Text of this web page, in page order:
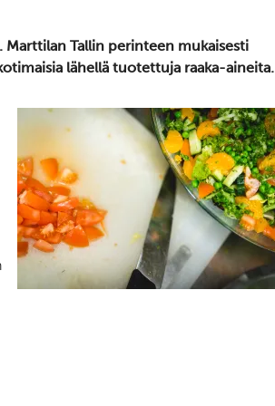
Marttilan Tallin perinteen mukaisesti
lähellä tuotettuja raaka-aineita.